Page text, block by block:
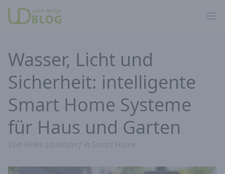
Wasser, Licht und
Sicherheit: intelligente
Smart Home Systeme
für Haus und Garten